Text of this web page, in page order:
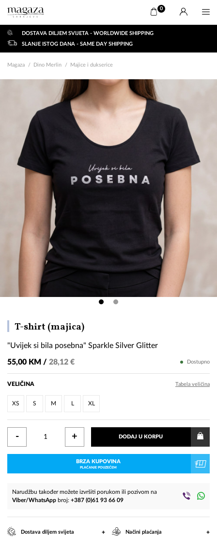
0
DOSTAVA DILJEM SVIJETA - WORLDWIDE SHIPPING
SLANJE ISTOG DANA - SAME DAY SHIPPING
Magaza Dino Merlin Majice i dukserice
T-shirt (majica)"Uvijek
bila
Sparkle
"Uvijek si bila posebna" Sparkle Silver Glitter
55,00 KM / 28,12 € Dostupno
VELIČINA Tabela veličina
XS S M L XL
- + DODAJ U KORPU
BRZA KUPOVINA
PLAĆANJE POUZEĆEM
Narudžbu također možete izvršiti porukom ili pozivom na
Viber/WhatsApp broj: +387 (0)61 93 66 09
Dostava diljem svijeta + Načini plaćanja +